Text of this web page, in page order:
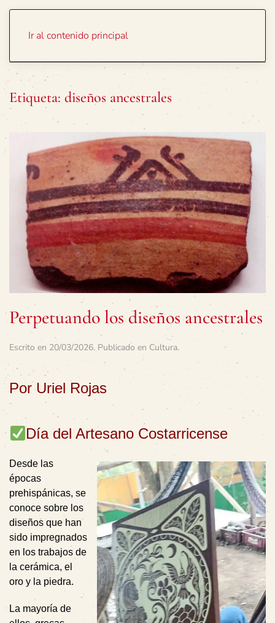
Ir al contenido principal
Etiqueta: diseños ancestrales
Perpetuando los diseños ancestrales
Escrito en 20/03/2026. Publicado en Cultura.
Por Uriel Rojas
Día del Artesano Costarricense
Desde las
épocas
prehispánicas, se
conoce sobre los
diseños que han
sido impregnados
en los trabajos de
la cerámica, el
oro y la piedra.
La mayoría de